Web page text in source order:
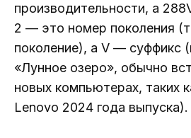
производительности, а
2 — это номер поколения
поколение), а V — суффикс
«Лунное озеро», обычно
новых компьютерах, таких
Lenovo 2024 года выпуска).